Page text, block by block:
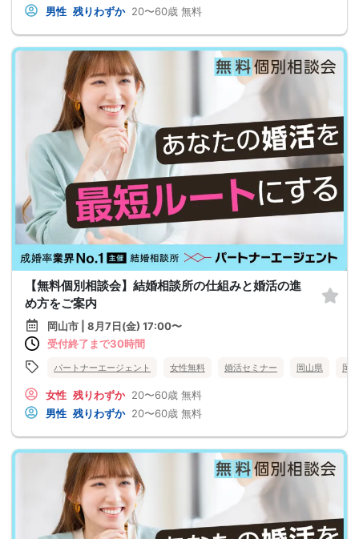
男性 残りわずか 20〜60歳 無料
【無料個別相談会】結婚相談所の仕組みと婚活の進
め方をご案内
岡山市 | 8月7日(金) 17:00〜
受付終了まで30時間
パートナーエージェント 女性無料 婚活セミナー 岡山県 岡
女性 残りわずか 20〜60歳 無料
男性 残りわずか 20〜60歳 無料